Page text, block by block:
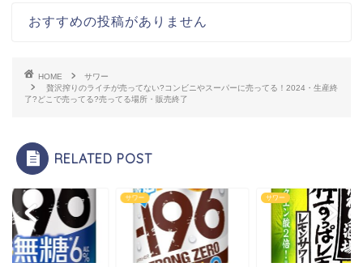
おすすめの投稿がありません
HOME
サワー
贅沢搾りのライチが売ってない?コンビニやスーパーに売ってる！2024・生産終
了?どこで売ってる?売ってる場所・販売終了
RELATED POST
サワー サワー